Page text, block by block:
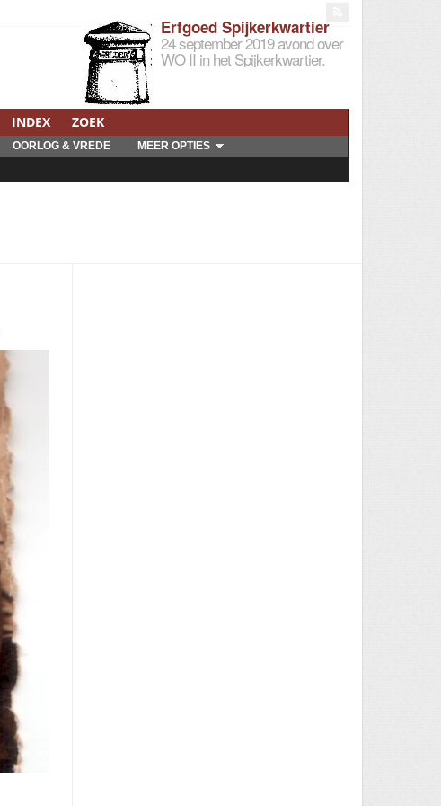
Erfgoed Spijkerkwartier
24 september 2019 avond over
WO II in het Spijkerkwartier.
INDEX ZOEK
OORLOG & VREDE MEER OPTIES